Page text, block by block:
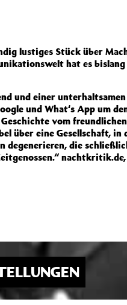
lustiges Stück über
hat es
und einer
und What‘s App um
vom
über eine Gesellschaft,
degenerieren, die
nachtkritik.de,